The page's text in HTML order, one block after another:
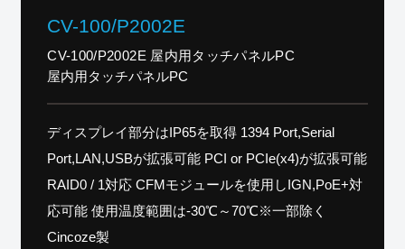
CV-100/P2002E
CV-100/P2002E 屋内用タッチパネルPC
屋内用タッチパネルPC
ディスプレイ部分はIP65を取得 1394 Port,Serial
Port,LAN,USBが拡張可能 PCI or PCIe(x4)が拡張可能
RAID0 / 1対応 CFMモジュールを使用しIGN,PoE+対
応可能 使用温度範囲は-30℃～70℃※一部除く
Cincoze製